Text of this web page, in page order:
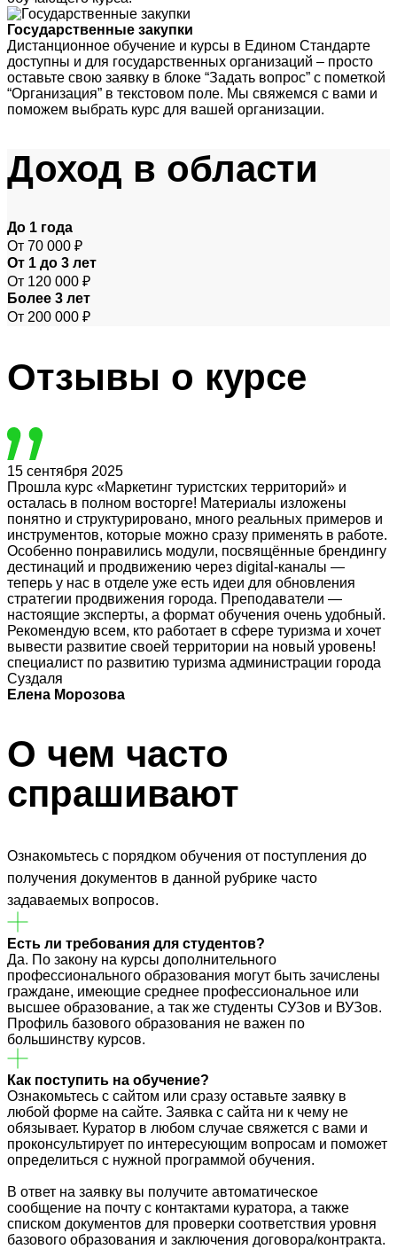
Государственные закупки
Дистанционное обучение и курсы в Едином Стандарте
доступны и для государственных организаций – просто
оставьте свою заявку в блоке “Задать вопрос” с пометкой
“Организация” в текстовом поле. Мы свяжемся с вами и
поможем выбрать курс для вашей организации.
Доход в области
До 1 года
От 70 000 ₽
От 1 до 3 лет
От 120 000 ₽
Более 3 лет
От 200 000 ₽
Отзывы о курсе
15 сентября 2025
Прошла курс «Маркетинг туристских территорий» и
осталась в полном восторге! Материалы изложены
понятно и структурировано, много реальных примеров и
инструментов, которые можно сразу применять в работе.
Особенно понравились модули, посвящённые брендингу
дестинаций и продвижению через digital-каналы —
теперь у нас в отделе уже есть идеи для обновления
стратегии продвижения города. Преподаватели —
настоящие эксперты, а формат обучения очень удобный.
Рекомендую всем, кто работает в сфере туризма и хочет
вывести развитие своей территории на новый уровень!
специалист по развитию туризма администрации города
Суздаля
Елена Морозова
О чем часто
спрашивают
Ознакомьтесь с порядком обучения от поступления до
получения документов в данной рубрике часто
задаваемых вопросов.
Есть ли требования для студентов?
Да. По закону на курсы дополнительного
профессионального образования могут быть зачислены
граждане, имеющие среднее профессиональное или
высшее образование, а так же студенты СУЗов и ВУЗов.
Профиль базового образования не важен по
большинству курсов.
Как поступить на обучение?
Ознакомьтесь с сайтом или сразу оставьте заявку в
любой форме на сайте. Заявка с сайта ни к чему не
обязывает. Куратор в любом случае свяжется с вами и
проконсультирует по интересующим вопросам и поможет
определиться с нужной программой обучения.
В ответ на заявку вы получите автоматическое
сообщение на почту с контактами куратора, а также
списком документов для проверки соответствия уровня
базового образования и заключения договора/контракта.